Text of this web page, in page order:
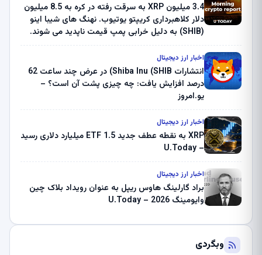
3.4 میلیون XRP به سرقت رفته در کره به 8.5 میلیون
دلار کلاهبرداری کریپتو یوتیوب. نهنگ های شیبا اینو
(SHIB) به دلیل خرابی پمپ قیمت ناپدید می شوند.
ثبت کرد – گزارش کریپتو صبح – U.Today
اخبار ارز دیجیتال
انتشارات Shiba Inu (SHIB) در عرض چند ساعت 62
درصد افزایش یافت: چه چیزی پشت آن است؟ –
یو.امروز
اخبار ارز دیجیتال
XRP به نقطه عطف جدید ETF 1.5 میلیارد دلاری رسید
– U.Today
اخبار ارز دیجیتال
براد گارلینگ هاوس ریپل به عنوان رویداد بلاک چین
وایومینگ 2026 – U.Today
وبگردی